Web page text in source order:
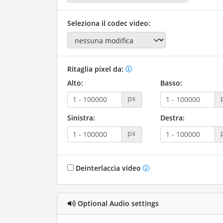
Seleziona il codec video:
Ritaglia pixel da:
Alto:
px
Basso:
Sinistra:
px
Destra:
Deinterlaccia video
Optional Audio settings